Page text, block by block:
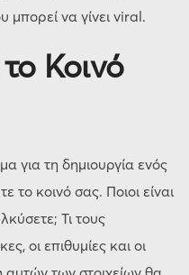
μπορεί να γίνει viral.
Κοινό
για τη δημιουργία ενός
το κοινό σας. Ποιοι είναι
Τι τους
οι επιθυμίες και οι